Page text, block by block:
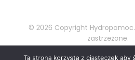
© 2026 Copyright
zastrzeżone.
Ta strona korzysta z ciasteczek aby